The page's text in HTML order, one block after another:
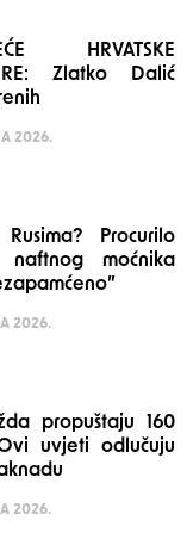
HRVATSKE
Zlatko Dalić
2026.
Procurilo
naftnog moćnika
2026.
propuštaju 160
uvjeti odlučuju
2026.